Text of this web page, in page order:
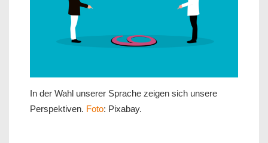
In der Wahl unserer Sprache zeigen sich unsere
Perspektiven. Foto: Pixabay.